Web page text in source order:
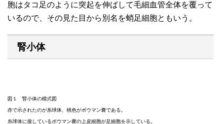
胞はタコ足のように突起を伸ばして毛細血管全体を覆って
いるので、その見た目から別名を蛸足細胞ともいう。
腎小体
図１ 腎小体の模式図
赤で示されたのが糸球体、桃色がボウマン嚢である。
糸球体に接しているボウマン嚢の上皮細胞が足細胞を示している。